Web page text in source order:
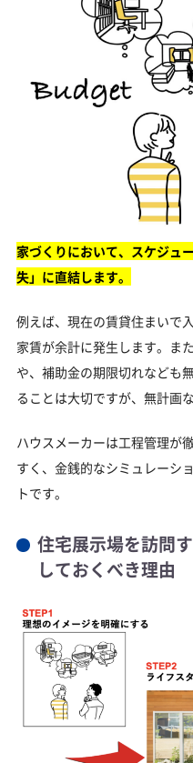
家づくりにおいて、スケジュ
失」に直結します。
例えば、現在の賃貸住まいで
家賃が余計に発生します。ま
や、補助金の期限切れなども
ることは大切ですが、無計画
ハウスメーカーは工程管理が
すく、金銭的なシミュレーシ
トです。
住宅展示場を訪問
しておくべき理由